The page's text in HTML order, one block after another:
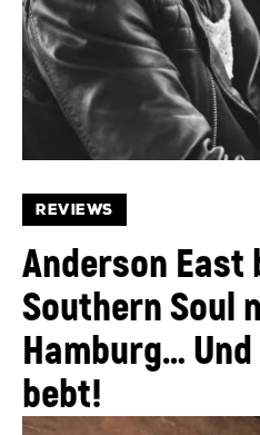
REVIEWS
Anderson
Southern Soul
Hamburg…
bebt!